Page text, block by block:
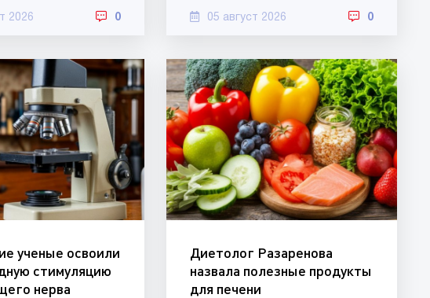
2026 0 05 август 2026 0
ученые освоили
стимуляцию
нерва
Диетолог Разаренова
назвала полезные продукты
для печени